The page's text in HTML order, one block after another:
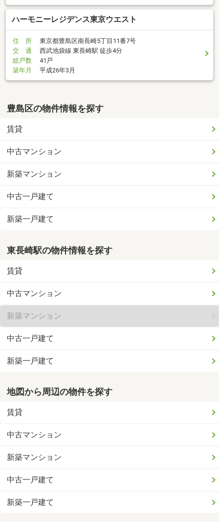
ハーモニーレジデンス東京ウエスト
住 所
東京都豊島区南長崎5丁目11番7号
交 通
西武池袋線 東長崎駅 徒歩4分
総戸数
41戸
築年月
平成26年3月
豊島区の物件情報を探す
賃貸
中古マンション
新築マンション
中古一戸建て
新築一戸建て
東長崎駅の物件情報を探す
賃貸
中古マンション
新築マンション
中古一戸建て
新築一戸建て
地図から周辺の物件を探す
賃貸
中古マンション
新築マンション
中古一戸建て
新築一戸建て